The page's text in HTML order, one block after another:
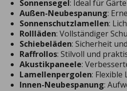
Sonnensegel: Ideal für
Außen-Neubespanung:
Sonnenschutzlamellen:
Rollläden: Vollständiger
Schiebeläden: Sicherheit
Raffrollos: Stilvoll und
Akustikpaneele:
Lamellenpergolen: Flexible
Innen-Neubespanung: